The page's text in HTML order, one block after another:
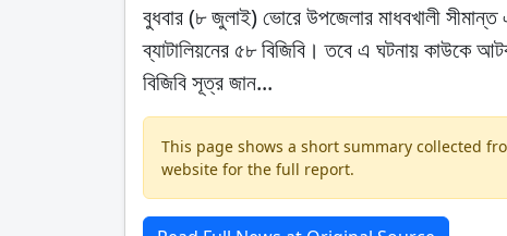
বুধবার (৮ জুলাই) ভোরে উপজেলার মাধবখালী
ব্যাটালিয়নের ৫৮ বিজিবি। তবে এ ঘটনায় কাউকে
বিজিবি সূত্র জান...
This page shows a short summary collected
website for the full report.